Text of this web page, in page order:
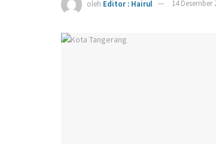
oleh Editor : Hairul 14 Desember